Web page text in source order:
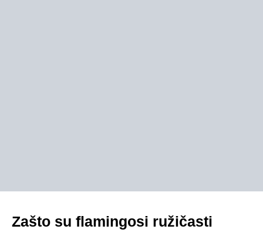
Zašto su flamingosi ružičasti